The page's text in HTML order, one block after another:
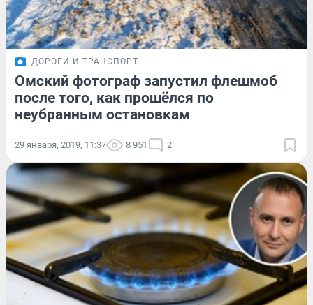
ДОРОГИ И ТРАНСПОРТ
Омский фотограф запустил флешмоб
после того, как прошёлся по
неубранным остановкам
29 января, 2019, 11:37 8 951 2